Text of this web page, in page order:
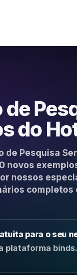
ao Cliente
B2B
de
do
de Pesquisa
novos
nossos
completos
para o seu
plataforma